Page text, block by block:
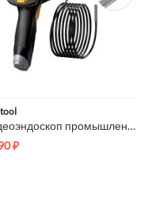
Видеоэндоскоп промышленный, 4.3", 1Мп, 1280x720, 1м, 3.9 мм с...
₽